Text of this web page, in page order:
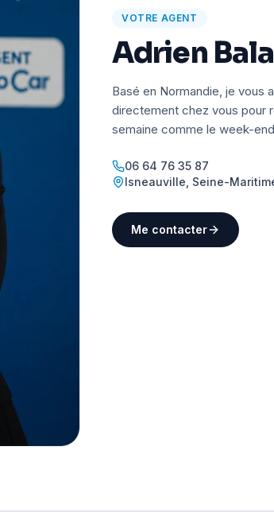
VOTRE AGENT
Adrien
Basé en Normandie, je vous
directement chez vous pour
semaine comme le week-
06 64 76 35 87
Isneauville Seine-
Me contacter